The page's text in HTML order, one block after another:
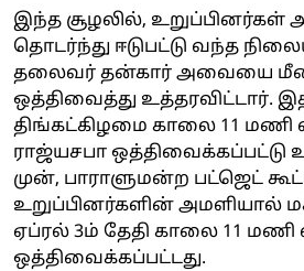
இந்த சூழலில், உறுப்பினர்கள்
தொடர்ந்து ஈடுபட்டு வந்த
தலைவர் தன்கார் அவையை
ஒத்திவைத்து உத்தரவிட்டார்.
திங்கட்கிழமை காலை 11 மணி
ராஜ்யசபா ஒத்திவைக்கப்பட்டு
முன், பாராளுமன்ற பட்ஜெட்
உறுப்பினர்களின் அமளியால்
ஏப்ரல் 3ம் தேதி காலை 11
ஒத்திவைக்கப்பட்டது.